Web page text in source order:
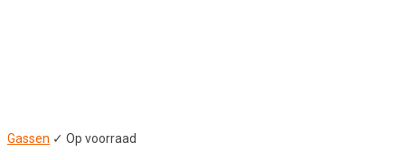
Gassen ✓ Op voorraad